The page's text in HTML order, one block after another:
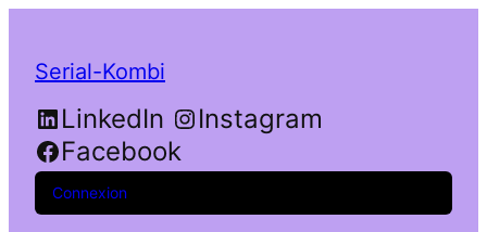
Serial-Kombi
LinkedIn
Instagram
Facebook
Connexion